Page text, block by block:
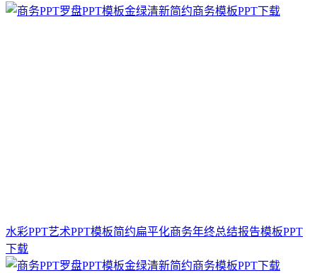
水彩PPT艺术PPT模板简约扁平化商务年终总结报告模板PPT
下载